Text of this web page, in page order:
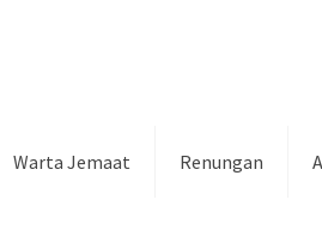
Warta Jemaat Renungan